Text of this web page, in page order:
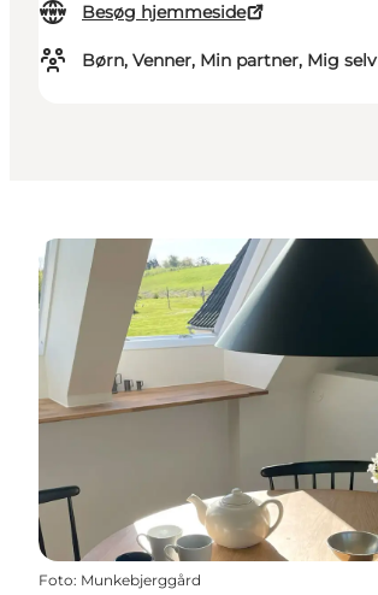
Besøg hjemmeside
Børn, Venner, Min partner, Mig selv
Foto: Munkebjerggård